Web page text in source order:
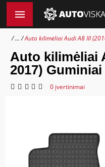
... Auto kilimėliai Audi A8 III
Auto kilimėliai
2017) Guminiai
0 įvertinimai